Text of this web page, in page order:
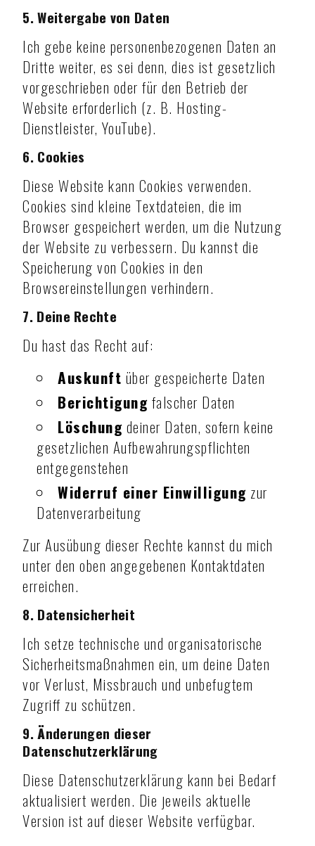
5. Weitergabe von Daten
Ich gebe keine personenbezogenen Daten an
Dritte weiter, es sei denn, dies ist gesetzlich
vorgeschrieben oder für den Betrieb der
Website erforderlich (z. B. Hosting-
Dienstleister, YouTube).
6. Cookies
Diese Website kann Cookies verwenden.
Cookies sind kleine Textdateien, die im
Browser gespeichert werden, um die Nutzung
der Website zu verbessern. Du kannst die
Speicherung von Cookies in den
Browsereinstellungen verhindern.
7. Deine Rechte
Du hast das Recht auf:
Auskunft über gespeicherte Daten
Berichtigungfalscher Daten
Löschungdeiner Daten, sofern keine
gesetzlichen Aufbewahrungspflichten
entgegenstehen
Widerruf einer Einwilligung zur
Datenverarbeitung
Zur Ausübung dieser Rechte kannst du mich
unter den oben angegebenen Kontaktdaten
erreichen.
8. Datensicherheit
Ich setze technische und organisatorische
Sicherheitsmaßnahmen ein, um deine Daten
vor Verlust, Missbrauch und unbefugtem
Zugriff zu schützen.
9. Änderungen dieser
Datenschutzerklärung
Diese Datenschutzerklärung kann bei Bedarf
aktualisiert werden. Die jeweils aktuelle
Version ist auf dieser Website verfügbar.